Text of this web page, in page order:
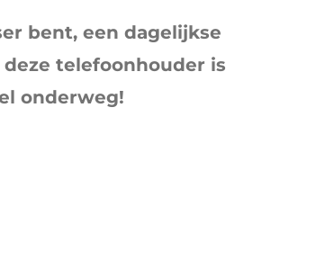
bent, een dagelijkse
telefoonhouder is
onderweg!